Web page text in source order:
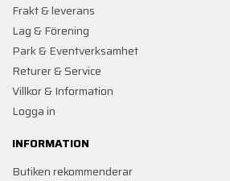
Frakt & leverans
Lag & Förening
Park & Eventverksamhet
Returer & Service
Villkor & Information
Logga in
INFORMATION
Butiken rekommenderar